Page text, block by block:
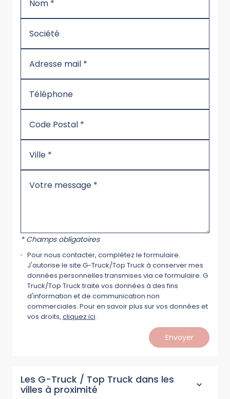
* Champs obligatoires
Pour nous contacter, complétez le formulaire.
J'autorise le site G-Truck/Top Truck à conserver mes
données personnelles transmises via ce formulaire. G
Truck/Top Truck traite vos données à des fins
d'information et de communication non
commerciales. Pour en savoir plus sur vos données et
vos droits, cliquez ici.
Envoyer
Les G-Truck / Top Truck dans les
villes à proximité